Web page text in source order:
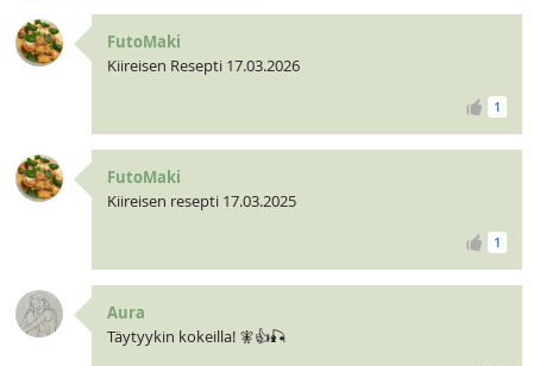
FutoMaki
Kiireisen Resepti 17.03.2026
1
FutoMaki
Kiireisen resepti 17.03.2025
1
Aura
Täytyykin kokeilla! 🧚👍🎣